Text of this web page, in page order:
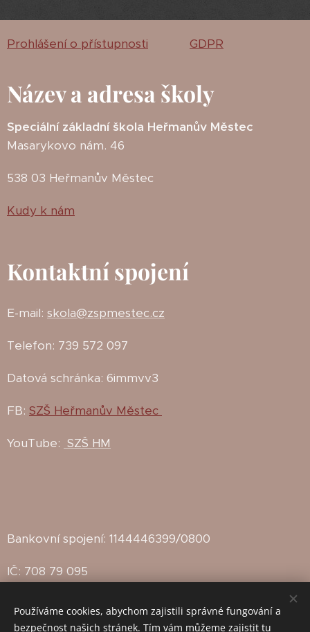
Prohlášení o přístupnosti GDPR
Název a adresa školy
Speciální základní škola Heřmanův Městec
Masarykovo nám. 46
538 03 Heřmanův Městec
Kudy k nám
Kontaktní spojení
E-mail: skola@zspmestec.cz
Telefon: 739 572 097
Datová schránka: 6immvv3
FB: SZŠ Heřmanův Městec
YouTube: SZŠ HM
Bankovní spojení: 1144446399/0800
IČ: 708 79 095
IZO: 102142815
Používáme cookies, abychom zajistili správné fungování a
bezpečnost našich stránek. Tím vám můžeme zajistit tu